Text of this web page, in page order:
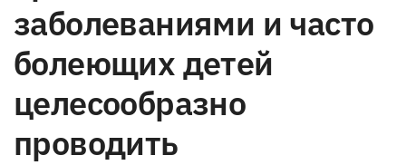
заболеваниями и часто
болеющих детей
целесообразно
проводить